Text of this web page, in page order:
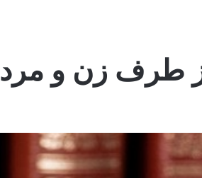
طرف زن و مرد